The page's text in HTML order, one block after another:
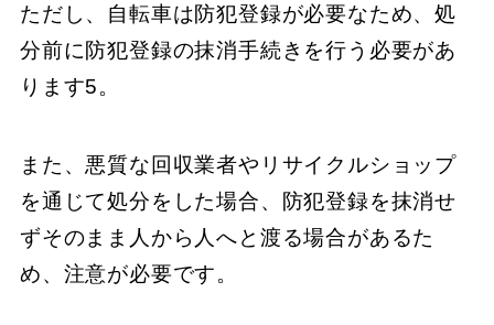
​​​ただし、​​​自転車は防犯登録が必要なため、​​​処
分前に防犯登録の抹消手続きを行う必要があ
ります5。​
また、​​​悪質な回収業者やリサイクルショップ
を通じて処分をした場合、​​​防犯登録を抹消せ
ずそのまま人から人へと渡る場合があるた
め、​​​注意が必要です。​​​